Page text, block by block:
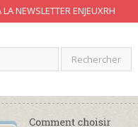
NEWSLETTER ENJEUXRH